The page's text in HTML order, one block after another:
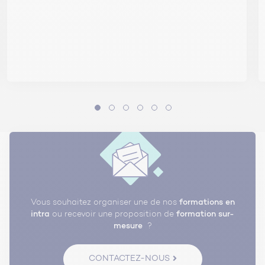
Les points clés de la sélection de matériels
d’une installation de chauffage
Les risques d’erreur de calculs et pathologies
liées aux mauvais choix des systèmes
CLIMATISATION
Vous souhaitez organiser une de nos formations en
intra ou recevoir une proposition de formation sur-
mesure
?
CONTACTEZ-NOUS